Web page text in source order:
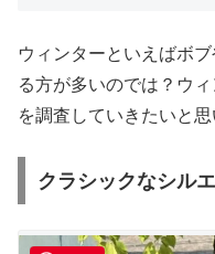
ウィンターといえばボ
る方が多いのでは？ウ
を調査していきたいと
クラシックなシル